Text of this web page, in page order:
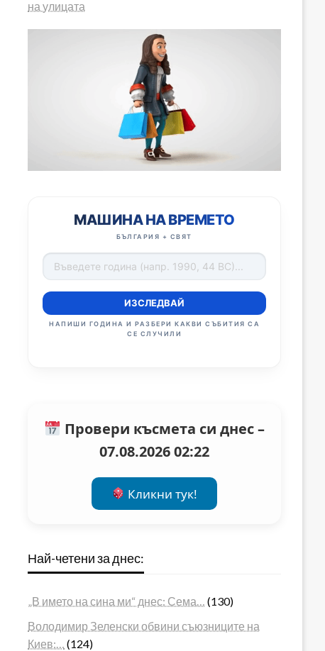
на улицата
МАШИНА НА ВРЕМЕТО
БЪЛГАРИЯ + СВЯТ
ИЗСЛЕДВАЙ
НАПИШИ ГОДИНА И РАЗБЕРИ КАКВИ СЪБИТИЯ СА
СЕ СЛУЧИЛИ
Провери късмета си днес –
07.08.2026 02:22
Кликни тук!
Най-четени за днес:
„В името на сина ми“ днес: Сема…
(130)
Володимир Зеленски обвини съюзниците на
Киев:…
(124)